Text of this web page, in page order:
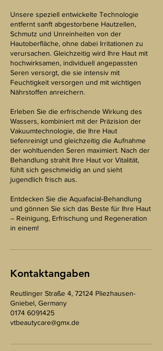
Unsere speziell entwickelte Technologie
entfernt sanft abgestorbene Hautzellen,
Schmutz und Unreinheiten von der
Hautoberfläche, ohne dabei Irritationen zu
verursachen. Gleichzeitig wird Ihre Haut mit
hochwirksamen, individuell angepassten
Seren versorgt, die sie intensiv mit
Feuchtigkeit versorgen und mit wichtigen
Nährstoffen anreichern.
Erleben Sie die erfrischende Wirkung des
Wassers, kombiniert mit der Präzision der
Vakuumtechnologie, die Ihre Haut
tiefenreinigt und gleichzeitig die Aufnahme
der wohltuenden Seren maximiert. Nach der
Behandlung strahlt Ihre Haut vor Vitalität,
fühlt sich geschmeidig an und sieht
jugendlich frisch aus.
Entdecken Sie die Aquafacial-Behandlung
und gönnen Sie sich das Beste für Ihre Haut
– Reinigung, Erfrischung und Regeneration
in einem!
Kontaktangaben
Reutlinger Straße 4, 72124 Pliezhausen-
Gniebel, Germany
0174 6091425
vtbeautycare@gmx.de